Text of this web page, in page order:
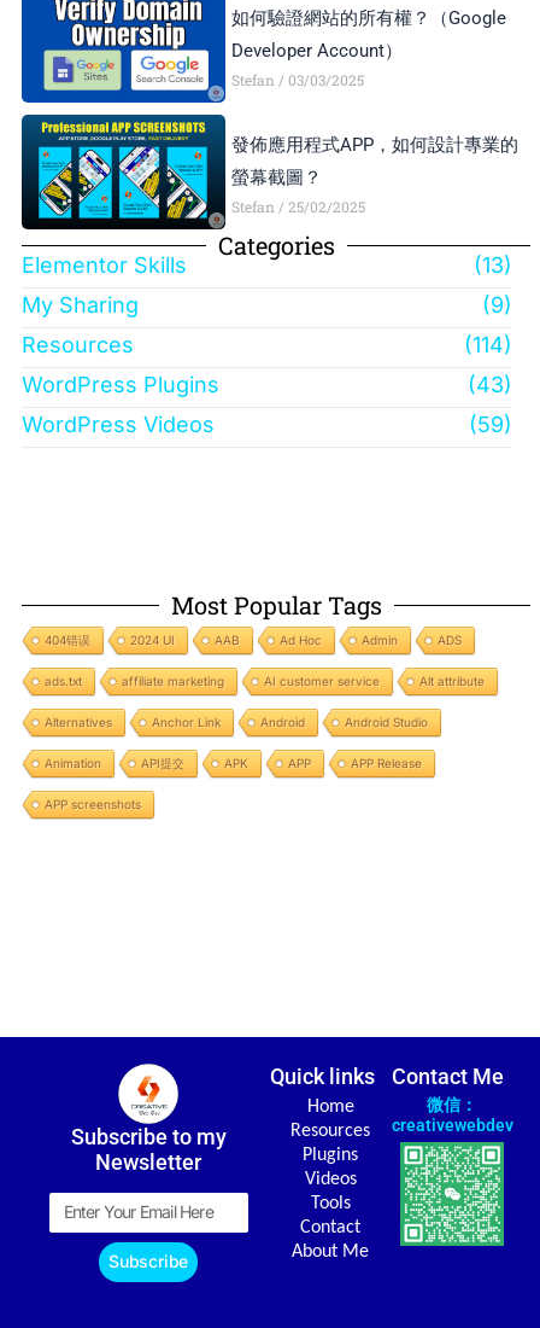
如何驗證網站的所有權？（Google
Developer Account）
Stefan 03/03/2025
發佈應用程式APP，如何設計專業的
螢幕截圖？
Stefan 25/02/2025
Categories
Elementor Skills
(13)
My Sharing
(9)
Resources
(114)
WordPress Plugins
(43)
WordPress Videos
(59)
Most Popular Tags
404错误 2024 UI AAB Ad Hoc Admin ADS
ads.txt affiliate marketing AI customer service Alt attribute
Alternatives Anchor Link Android Android Studio
Animation API提交 APK APP APP Release
APP screenshots
Subscribe to my
Newsletter
Email
Subscribe
Quick links
Home
Resources
Plugins
Videos
Tools
Contact
About Me
Contact Me
微信：
creativewebdev